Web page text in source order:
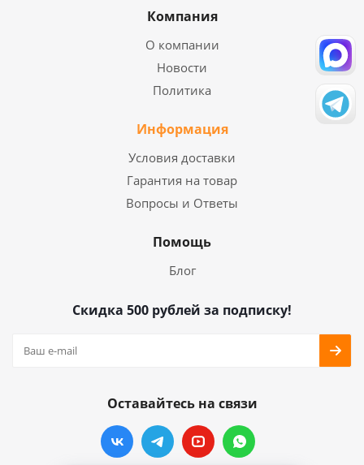
Компания
О компании
Новости
Политика
Информация
Условия доставки
Гарантия на товар
Вопросы и Ответы
Помощь
Блог
Скидка 500 рублей за подписку!
Оставайтесь на связи